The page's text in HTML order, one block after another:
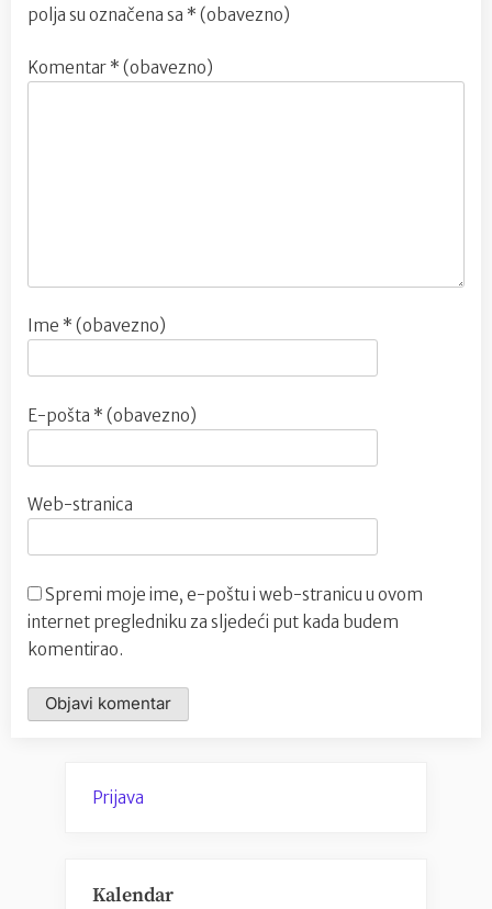
polja su označena sa * (obavezno)
Komentar * (obavezno)
Ime * (obavezno)
E-pošta * (obavezno)
Web-stranica
Spremi moje ime, e-poštu i web-stranicu u ovom
internet pregledniku za sljedeći put kada budem
komentirao.
Prijava
Kalendar